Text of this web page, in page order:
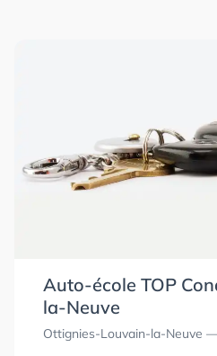
Auto-école TOP
la-Neuve
Ottignies-Louvain-la-Neuve —